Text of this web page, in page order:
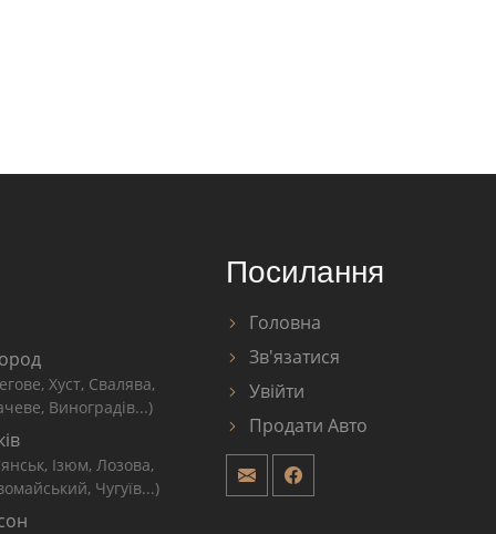
Хуст, Свалява,
Виноградів...)
Ізюм, Лозова,
Чугуїв...)
Посилання
Головна
Зв'язатися
Увійти
Продати Авто